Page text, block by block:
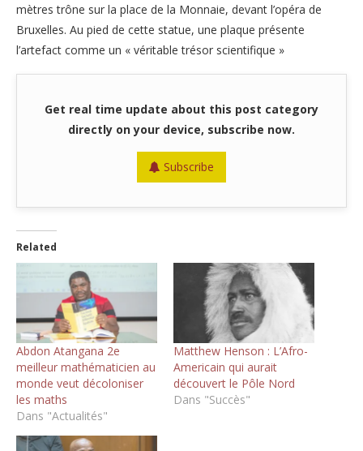
mètres trône sur la place de la Monnaie, devant l’opéra de
Bruxelles. Au pied de cette statue, une plaque présente
l’artefact comme un « véritable trésor scientifique »
Get real time update about this post category
directly on your device, subscribe now.
Subscribe
Related
Abdon Atangana 2e
meilleur mathématicien au
monde veut décoloniser
les maths
Dans "Actualités"
Matthew Henson : L’Afro-
Americain qui aurait
découvert le Pôle Nord
Dans "Succès"